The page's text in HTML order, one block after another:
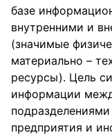
базе
внутренними и
(значимые
материально –
ресурсы). Цель
информации
предприятия и